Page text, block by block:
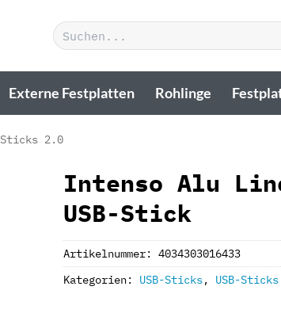
Suchen
nach:
Externe Festplatten Rohlinge
Sticks 2.0
Intenso Alu
USB-Stick
Artikelnummer:4034303016433
Kategorien: USB-Sticks, USB-